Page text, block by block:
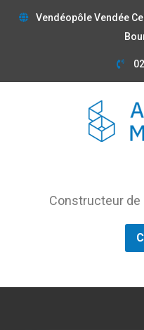
Vendéopôle Vendée
Constructeur